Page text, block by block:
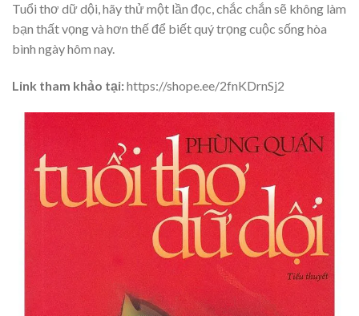
Tuổi thơ dữ dội, hãy thử một lần đọc, chắc chắn sẽ không làm
bạn thất vọng và hơn thế để biết quý trọng cuộc sống hòa
bình ngày hôm nay.
Link tham khảo tại:https://shope.ee/2fnKDrnSj2